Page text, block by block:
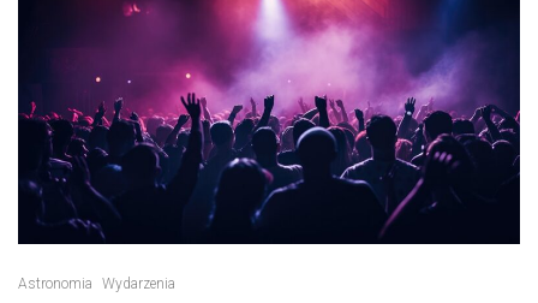
Astronomia Wydarzenia